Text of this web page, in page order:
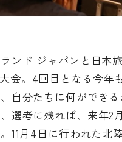
ンド ジャパンと日本
会。4回目となる今年
自分たちに何ができ
選考に残れば、来年2
11月4日に行われた北